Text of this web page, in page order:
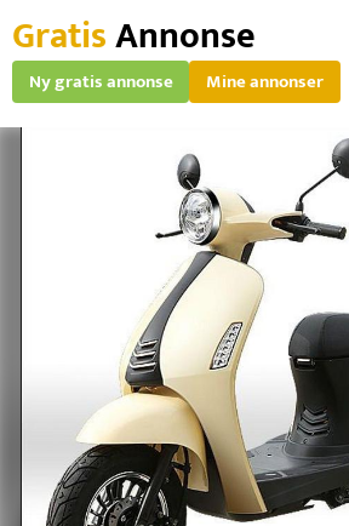
GratisAnnonse
Ny gratis annonse Mine annonser